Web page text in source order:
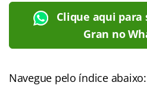
Clique aqui para
Gran no
Navegue pelo índice abaixo: